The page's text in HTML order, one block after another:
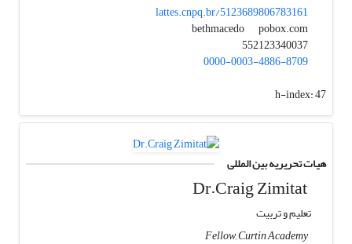
lattes.cnpq.br/5123689806783161
bethmacedo
pobox.com
552123340037
0000-0003-4886-8709
h-index:47
هیات تحریریه بین المللی
Dr.Craig Zimitat
تعلیم و تربیت
Fellow, Curtin Academy